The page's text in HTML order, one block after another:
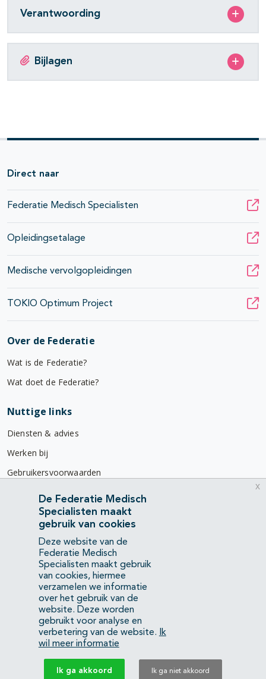
Verantwoording
Bijlagen
Direct naar
Federatie Medisch Specialisten
Opleidingsetalage
Medische vervolgopleidingen
TOKIO Optimum Project
Over de Federatie
Wat is de Federatie?
Wat doet de Federatie?
Nuttige links
Diensten & advies
Werken bij
Gebruikersvoorwaarden
Privacyverklaring
Contact
Mercatorlaan 1200
3528 BL Utrecht
(088) 505 34 34
info@richtlijnendatabase.nl
YouTubeLinkedIn
KvK Federatie Medisch Specialisten:40483480
De Federatie Medisch
Specialisten maakt
gebruik van cookies
Deze website van de
Federatie Medisch
Specialisten maakt gebruik
van cookies, hiermee
verzamelen we informatie
over het gebruik van de
website. Deze worden
gebruikt voor analyse en
verbetering van de website.
Ik
wil meer informatie
Ik ga akkoord Ik ga niet akkoord
x